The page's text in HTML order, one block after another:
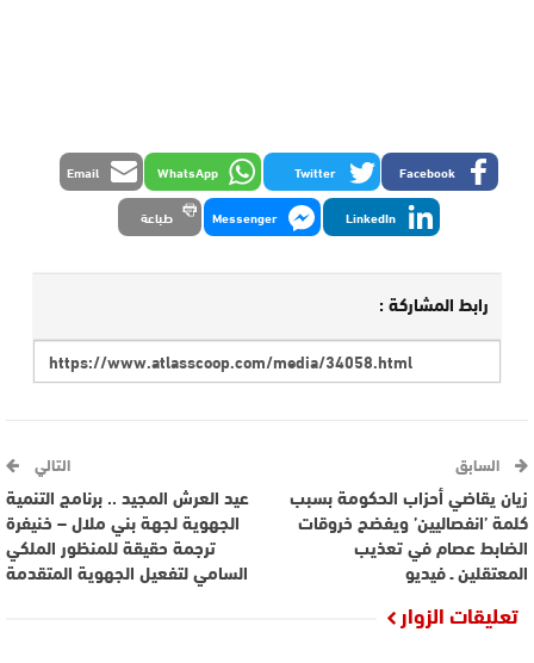
Facebook
Twitter
WhatsApp
Email
LinkedIn
Messenger طباعة
رابط المشاركة :
السابق
زيان يقاضي أحزاب الحكومة بسبب
كلمة ’انفصاليين’ ويفضح خروقات
الضابط عصام في تعذيب
المعتقلين ـ فيديو
التالي
عيد العرش المجيد .. برنامج التنمية
الجهوية لجهة بني ملال – خنيفرة
ترجمة حقيقة للمنظور الملكي
السامي لتفعيل الجهوية المتقدمة
تعليقات الزوار